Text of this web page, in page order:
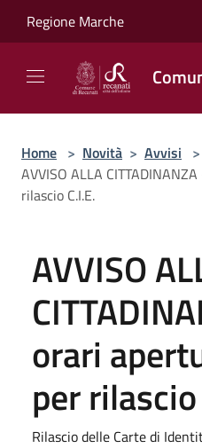
Regione Marche
Home > Novità > Avvisi >
AVVISO ALLA
rilascio C.I.E.
AVVISO
orari
per rilascio
Rilascio delle Carte di